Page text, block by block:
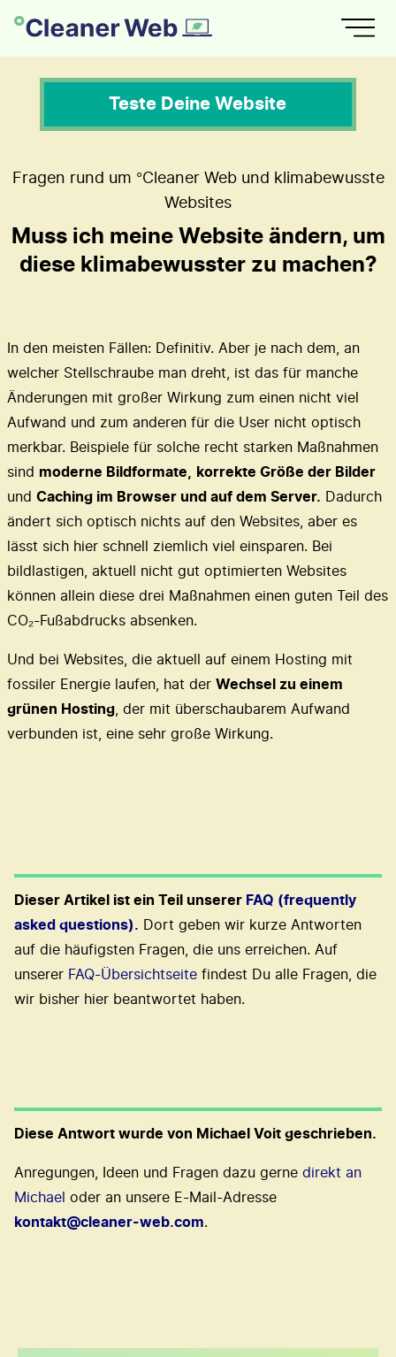
Teste Deine Website
Fragen rund um °Cleaner Web und klimabewusste
Websites
Muss ich meine Website ändern, um
diese klimabewusster zu machen?
In den meisten Fällen: Definitiv. Aber je nach dem, an
welcher Stellschraube man dreht, ist das für manche
Änderungen mit großer Wirkung zum einen nicht viel
Aufwand und zum anderen für die User nicht optisch
merkbar. Beispiele für solche recht starken Maßnahmen
sind moderne Bildformate,
korrekte Größe der Bilder
und Caching im Browser und auf dem Server. Dadurch
ändert sich optisch nichts auf den Websites, aber es
lässt sich hier schnell ziemlich viel einsparen. Bei
bildlastigen, aktuell nicht gut optimierten Websites
können allein diese drei Maßnahmen einen guten Teil des
CO₂-Fußabdrucks absenken.
Und bei Websites, die aktuell auf einem Hosting mit
fossiler Energie laufen, hat der Wechsel zu einem
grünen Hosting , der mit überschaubarem Aufwand
verbunden ist, eine sehr große Wirkung.
Dieser Artikel ist ein Teil unserer FAQ (frequently
asked questions). Dort geben wir kurze Antworten
auf die häufigsten Fragen, die uns erreichen. Auf
unserer FAQ-Übersichtseite findest Du alle Fragen, die
wir bisher hier beantwortet haben.
Diese Antwort wurde von Michael Voit geschrieben.
Anregungen, Ideen und Fragen dazu gerne direkt an
Michael oder an unsere E-Mail-Adresse
kontakt@cleaner-web.com.